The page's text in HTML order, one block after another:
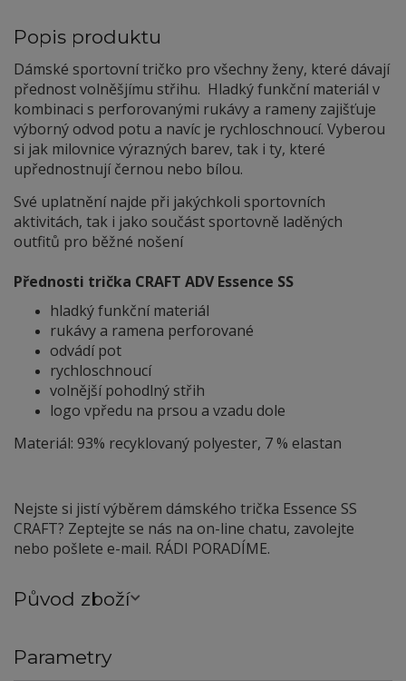
Popis produktu
Dámské sportovní tričko pro všechny ženy, které dávají
přednost volněšjímu střihu. Hladký funkční materiál v
kombinaci s perforovanými rukávy a rameny zajišťuje
výborný odvod potu a navíc je rychloschnoucí. Vyberou
si jak milovnice výrazných barev, tak i ty, které
upřednostnují černou nebo bílou.
Své uplatnění najde při jakýchkoli sportovních
aktivitách, tak i jako součást sportovně laděných
outfitů pro běžné nošení
Přednosti trička CRAFT ADV Essence SS
hladký funkční materiál
rukávy a ramena perforované
odvádí pot
rychloschnoucí
volnější pohodlný střih
logo vpředu na prsou a vzadu dole
Materiál: 93% recyklovaný polyester, 7 % elastan
Nejste si jistí výběrem dámského trička Essence SS
CRAFT? Zeptejte se nás na on-line chatu, zavolejte
nebo pošlete e-mail. RÁDI PORADÍME.
Původ zboží
Parametry